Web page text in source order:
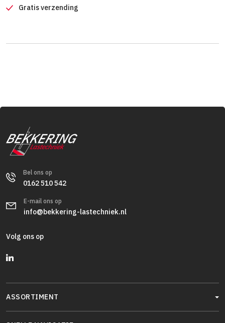
Gratis verzending
Bel ons op
0162 510 542
E-mail ons op
info@bekkering-lastechniek.nl
Volg ons op
ASSORTIMENT